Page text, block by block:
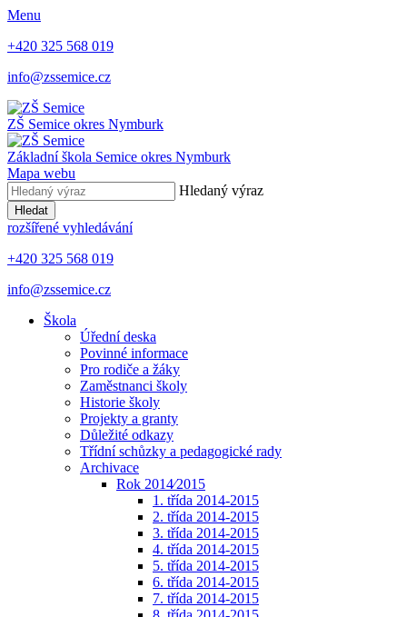
Menu
+420 325 568 019
info@zssemice.cz
ZŠ Semice okres Nymburk
Základní škola Semice okres Nymburk
Mapa webu
Hledaný výraz
Hledat
rozšířené vyhledávání
+420 325 568 019
info@zssemice.cz
Škola
Úřední deska
Povinné informace
Pro rodiče a žáky
Zaměstnanci školy
Historie školy
Projekty a granty
Důležité odkazy
Třídní schůzky a pedagogické rady
Archivace
Rok 2014⁄2015
1. třída 2014-2015
2. třída 2014-2015
3. třída 2014-2015
4. třída 2014-2015
5. třída 2014-2015
6. třída 2014-2015
7. třída 2014-2015